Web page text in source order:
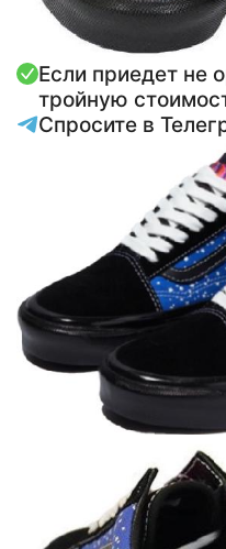
Если приедет не
тройную
Спросите в